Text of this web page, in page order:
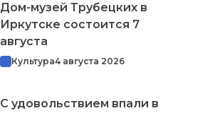
Дом-музей Трубецких в
Иркутске состоится 7
августа
Культура4 августа 2026
С удовольствием впали в